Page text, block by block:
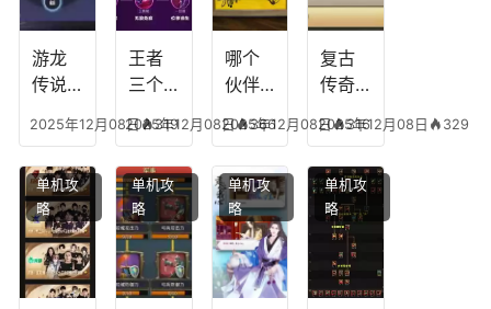
游龙
传说
能，
游龙
传说
多少
级能
挖矿
2025年12月08日 319
王者
三个
加
点，
王者
技能
可以
放三
个是
2025年12月08日 366
哪个
伙伴
心符
技
能，
失心
符命
中后
附加
2025年12月08日 316
复古
传奇
平民
搭配
阵
容，
复古
传奇
英雄
2025年12月08日 329
单机攻
略
单机攻
略
单机攻
略
单机攻
略